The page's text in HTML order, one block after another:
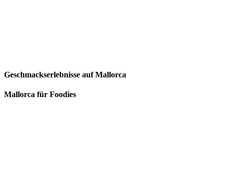
Geschmackserlebnisse auf Mallorca
Mallorca für Foodies